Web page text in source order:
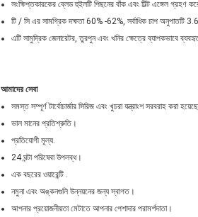
সংক্ষিপ্তকারকের ব্লেড হুইলটি পিছনের বাঁক এবং টিল্ট এঙ্গেল গ্রহণ
টি / সি এর সামগ্রিক দক্ষতা 60% -62%, সর্বাধিক চাপ অনুপাতটি
এটি সামুদ্রিক জেনারেটর, তুরপুন এবং খনির ক্ষেত্রে ব্যাপকভাবে
আমাদের সেবা
সমস্ত সম্পূর্ণ টার্বোচার্জার সিরিজ এবং খুচরা যন্ত্রাংশ সরবরাহ করা
ভাল মানের প্রতিশ্রুতি।
প্রতিযোগী মূল্য.
24 ঘন্টা পরিষেবা উপলব্ধ।
এক বছরের ওয়ারেন্টি .
নমুনা এবং অঙ্কনগুলি উন্নয়নের জন্য স্বাগত।
আপনার প্রয়োজনীয়তা মেটাতে আপনার পেশাদার পরামর্শদাতা।